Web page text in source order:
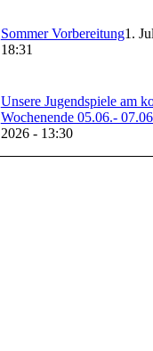
Sommer Vorbereitung1.
18:31
Unsere Jugendspiele am
Wochenende 05.06.-
2026 - 13:30